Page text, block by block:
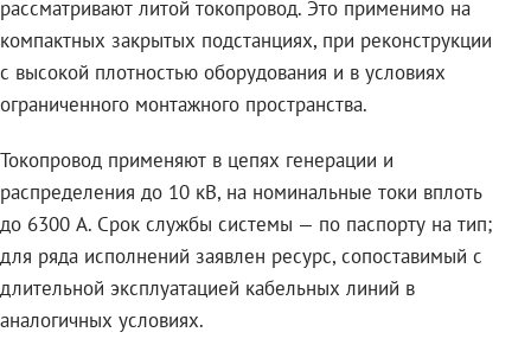
рассматривают литой токопровод. Это применимо на
компактных закрытых подстанциях, при реконструкции
с высокой плотностью оборудования и в условиях
ограниченного монтажного пространства.
Токопровод применяют в цепях генерации и
распределения до 10 кВ, на номинальные токи вплоть
до 6300 А. Срок службы системы — по паспорту на тип;
для ряда исполнений заявлен ресурс, сопоставимый с
длительной эксплуатацией кабельных линий в
аналогичных условиях.